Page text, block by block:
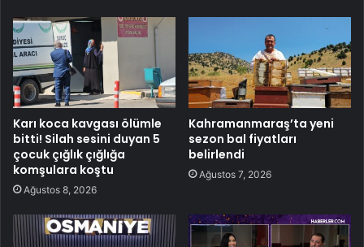
Karı koca kavgası ölümle
bitti! Silah sesini duyan 5
çocuk çığlık çığlığa
komşulara koştu
Ağustos 8, 2026
Kahramanmaraş’ta yeni
sezon bal fiyatları
belirlendi
Ağustos 7, 2026